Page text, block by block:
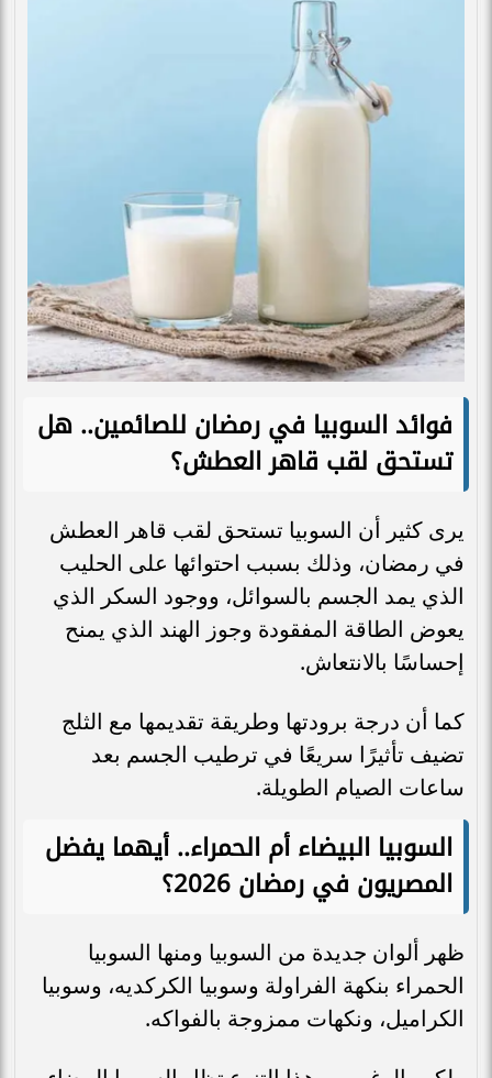
فوائد السوبيا في رمضان للصائمين.. هل
تستحق لقب قاهر العطش؟
يرى كثير أن السوبيا تستحق لقب قاهر العطش
في رمضان، وذلك بسبب احتوائها على الحليب
الذي يمد الجسم بالسوائل، ووجود السكر الذي
يعوض الطاقة المفقودة وجوز الهند الذي يمنح
إحساسًا بالانتعاش.
كما أن درجة برودتها وطريقة تقديمها مع الثلج
تضيف تأثيرًا سريعًا في ترطيب الجسم بعد
ساعات الصيام الطويلة.
السوبيا البيضاء أم الحمراء.. أيهما يفضل
المصريون في رمضان 2026؟
ظهر ألوان جديدة من السوبيا ومنها السوبيا
الحمراء بنكهة الفراولة وسوبيا الكركديه، وسوبيا
الكراميل، ونكهات ممزوجة بالفواكه.